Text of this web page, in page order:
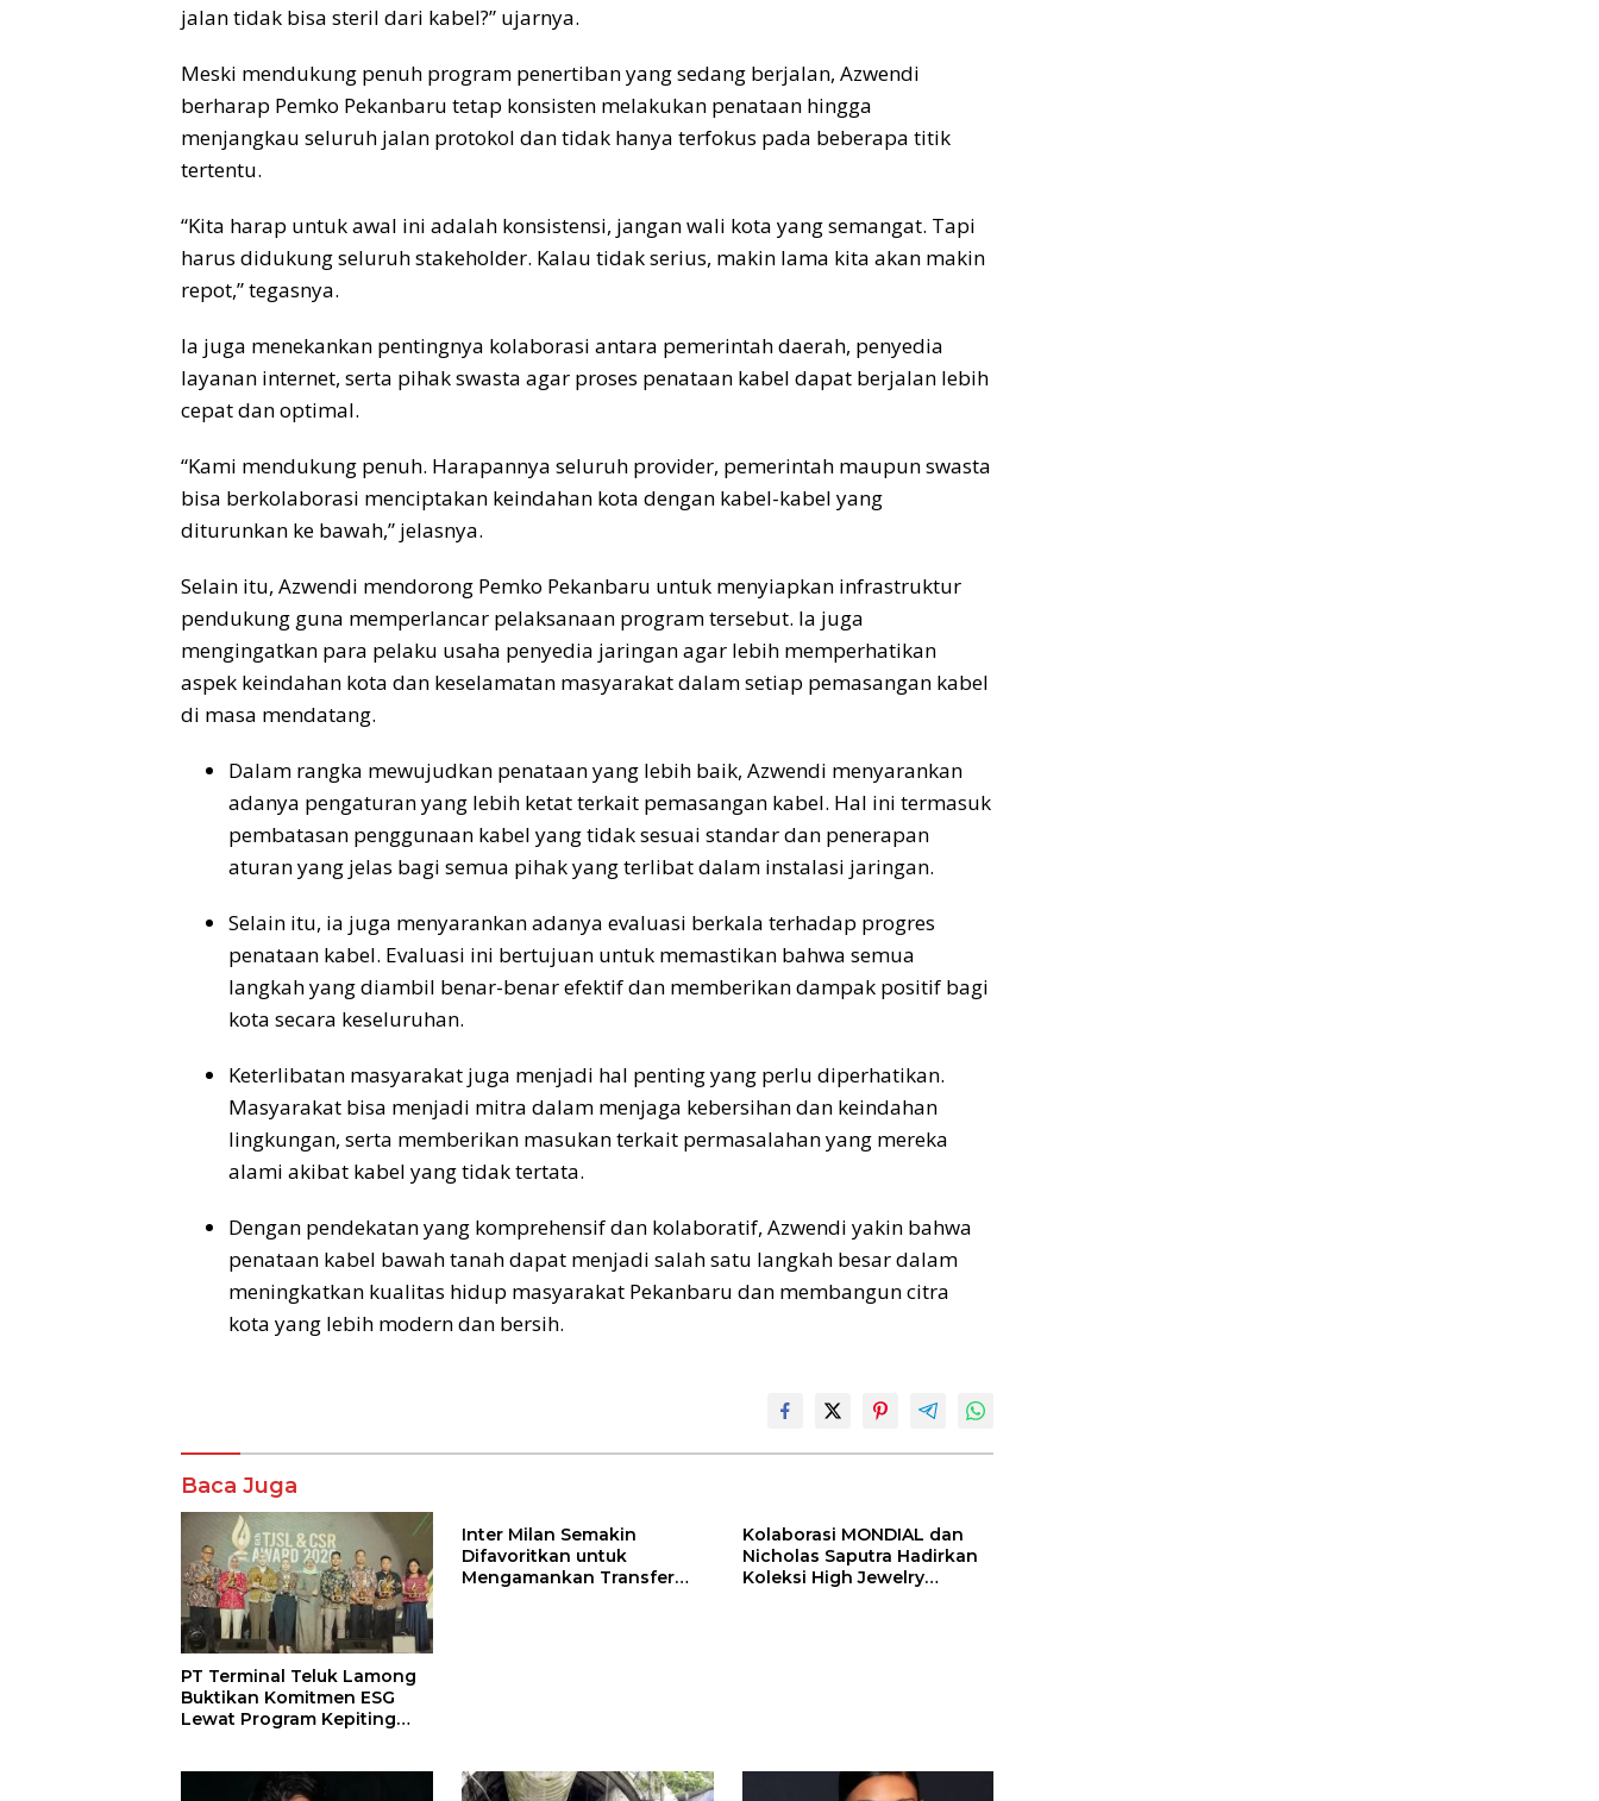
jalan tidak bisa steril dari kabel?” ujarnya.
Meski mendukung penuh program penertiban yang sedang berjalan, Azwendi
berharap Pemko Pekanbaru tetap konsisten melakukan penataan hingga
menjangkau seluruh jalan protokol dan tidak hanya terfokus pada beberapa titik
tertentu.
“Kita harap untuk awal ini adalah konsistensi, jangan wali kota yang semangat. Tapi
harus didukung seluruh stakeholder. Kalau tidak serius, makin lama kita akan makin
repot,” tegasnya.
Ia juga menekankan pentingnya kolaborasi antara pemerintah daerah, penyedia
layanan internet, serta pihak swasta agar proses penataan kabel dapat berjalan lebih
cepat dan optimal.
“Kami mendukung penuh. Harapannya seluruh provider, pemerintah maupun swasta
bisa berkolaborasi menciptakan keindahan kota dengan kabel-kabel yang
diturunkan ke bawah,” jelasnya.
Selain itu, Azwendi mendorong Pemko Pekanbaru untuk menyiapkan infrastruktur
pendukung guna memperlancar pelaksanaan program tersebut. Ia juga
mengingatkan para pelaku usaha penyedia jaringan agar lebih memperhatikan
aspek keindahan kota dan keselamatan masyarakat dalam setiap pemasangan kabel
di masa mendatang.
Dalam rangka mewujudkan penataan yang lebih baik, Azwendi menyarankan
adanya pengaturan yang lebih ketat terkait pemasangan kabel. Hal ini termasuk
pembatasan penggunaan kabel yang tidak sesuai standar dan penerapan
aturan yang jelas bagi semua pihak yang terlibat dalam instalasi jaringan.
Selain itu, ia juga menyarankan adanya evaluasi berkala terhadap progres
penataan kabel. Evaluasi ini bertujuan untuk memastikan bahwa semua
langkah yang diambil benar-benar efektif dan memberikan dampak positif bagi
kota secara keseluruhan.
Keterlibatan masyarakat juga menjadi hal penting yang perlu diperhatikan.
Masyarakat bisa menjadi mitra dalam menjaga kebersihan dan keindahan
lingkungan, serta memberikan masukan terkait permasalahan yang mereka
alami akibat kabel yang tidak tertata.
Dengan pendekatan yang komprehensif dan kolaboratif, Azwendi yakin bahwa
penataan kabel bawah tanah dapat menjadi salah satu langkah besar dalam
meningkatkan kualitas hidup masyarakat Pekanbaru dan membangun citra
kota yang lebih modern dan bersih.
Komentar
Baca Juga
PT Terminal Teluk Lamong
Buktikan Komitmen ESG
Lewat Program Kepiting
Inter Milan Semakin
Difavoritkan untuk
Mengamankan Transfer
Kolaborasi MONDIAL dan
Nicholas Saputra Hadirkan
Koleksi High Jewelry